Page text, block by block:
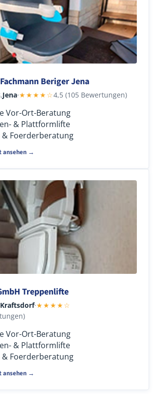
Beriger Jena
Jena·★★★★☆4,5 (105 Bewertungen)
Vor-Ort-Beratung
& Plattformlifte
& Foerderberatung
ansehen →
Treppenlifte
Kraftsdorf·★★★★☆
Vor-Ort-Beratung
& Plattformlifte
& Foerderberatung
ansehen →